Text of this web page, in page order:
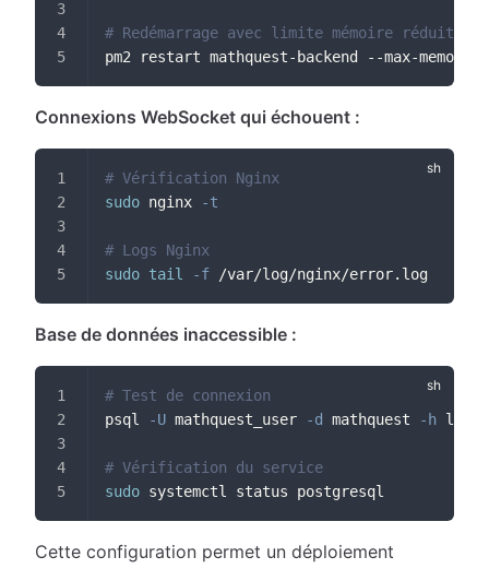
# Redémarrage avec limite mémoire réduite
pm2 restart mathquest-backend --max-
Connexions WebSocket qui échouent :
# Vérification Nginx
sudo nginx -t
# Logs Nginx
sudo tail -f /var/log/nginx/error.log
Base de données inaccessible :
# Test de connexion
psql
-U mathquest_user -d mathquest -h
# Vérification du service
sudo systemctl status postgresql
Cette configuration permet un déploiement